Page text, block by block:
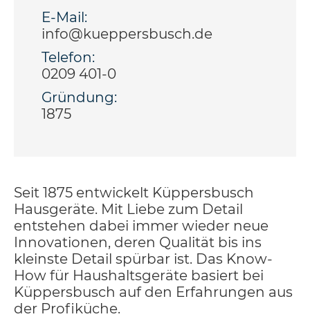
Seit 1875 entwickelt Küppersbusch
Hausgeräte. Mit Liebe zum Detail
entstehen dabei immer wieder neue
Innovationen, deren Qualität bis ins
kleinste Detail spürbar ist. Das Know-
How für Haushaltsgeräte basiert bei
Küppersbusch auf den Erfahrungen aus
der Profiküche.
E-Mail:
info@kueppersbusch.de
Telefon:
0209 401-0
Gründung:
1875